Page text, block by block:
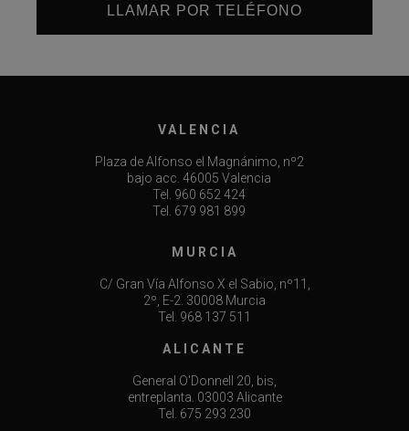
LLAMAR POR TELÉFONO
VALENCIA
Plaza de Alfonso el Magnánimo, nº2
bajo acc. 46005 Valencia
Tel. 960 652 424
Tel. 679 981 899
MURCIA
C/ Gran Vía Alfonso X el Sabio, nº11,
2º, E-2. 30008 Murcia
Tel. 968 137 511
ALICANTE
General O'Donnell 20, bis,
entreplanta. 03003 Alicante
Tel. 675 293 230